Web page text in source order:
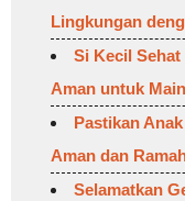
Lingkungan
Si Kecil
Aman untuk
Pastikan
Aman dan
Selamatkan